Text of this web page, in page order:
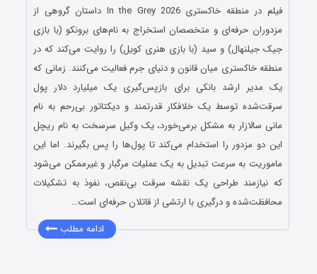
فیلم در منطقه خاکستری In the Grey 2026 داستان گروهی از
مزدوران حرفه‌ای و متخصصان استخراج به نام‌های برونکو (با بازی
جیک جیلنهال) و سید (با بازی هنری کویل) را روایت می‌کند که در
منطقه خاکستری میان قانون و دنیای جرم فعالیت می‌کنند. زمانی که
یک مدیر ارشد بانکی برای بازپس‌گیری یک میلیارد دلار پول
سرقت‌شده توسط یک خلافکار قدرتمند و دیکتاتور بی‌رحم به نام
مانی سالازار به مشکل برمی‌خورد، یک وکیل سرسخت به نام ریچل
این دو مزدور را استخدام می‌کند تا پول‌ها را پس بگیرند. اما این
ماموریت به سرعت تبدیل به یک عملیات مرگبار و غیرممکن می‌شود
که نیازمند طراحی یک نقشه سرقت بی‌نقص، نفوذ به تشکیلات
محافظت‌شده و درگیری با ارتشی از قاتلان حرفه‌ای است…
ادامه مطلب